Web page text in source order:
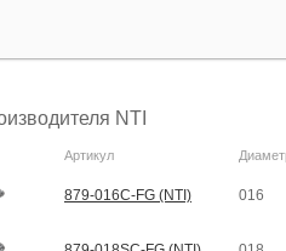
NTI
Артикул
879-016C-FG (NTI) 016